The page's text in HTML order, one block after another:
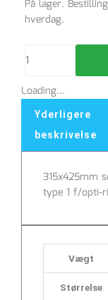
På lager.
hverdag.
Brønd
Optirib
315mm
192040532
antal
Loading...
Yderligere
beskrivelse
315x425mm
type 1 f/opti-
Vægt
Størrelse